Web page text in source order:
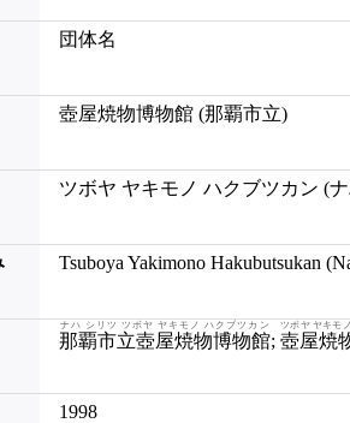
団体名
壺屋焼物博物館 (那覇市立)
ツボヤ ヤキモノ ハクブツカン (
Tsuboya Yakimono Hakubutsukan
那覇市立壺屋焼物博物館
ナハ シリツ ツボヤ ヤキモノ ハクブツカン
; 壺屋焼
ツボヤ ヤキモ
1998